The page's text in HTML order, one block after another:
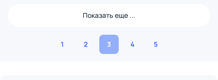
Показать еще ...
1 2 3 4 5